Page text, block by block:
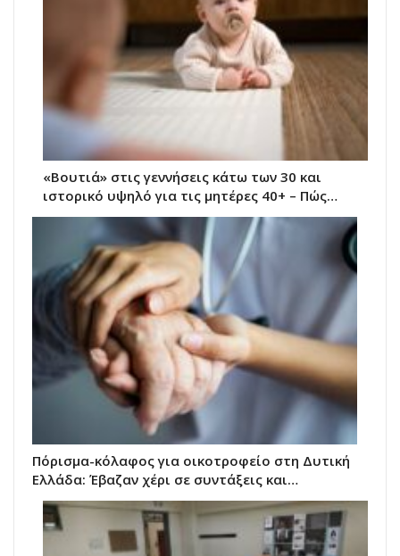
«Βουτιά» στις γεννήσεις κάτω των 30 και
ιστορικό υψηλό για τις μητέρες 40+ – Πώς…
Πόρισμα-κόλαφος για οικοτροφείο στη Δυτική
Ελλάδα: Έβαζαν χέρι σε συντάξεις και…